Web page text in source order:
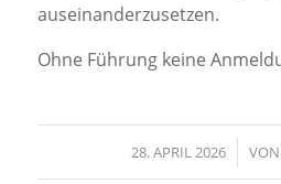
auseinanderzusetzen.
Ohne Führung keine
28. APRIL 2026
/ VON